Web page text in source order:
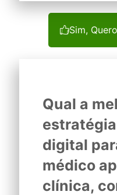
Sim,
Qual a
digital
médico
clínica,